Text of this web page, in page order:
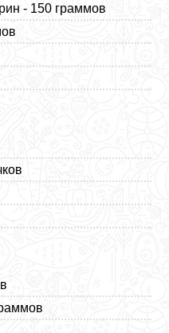
- 150 граммов